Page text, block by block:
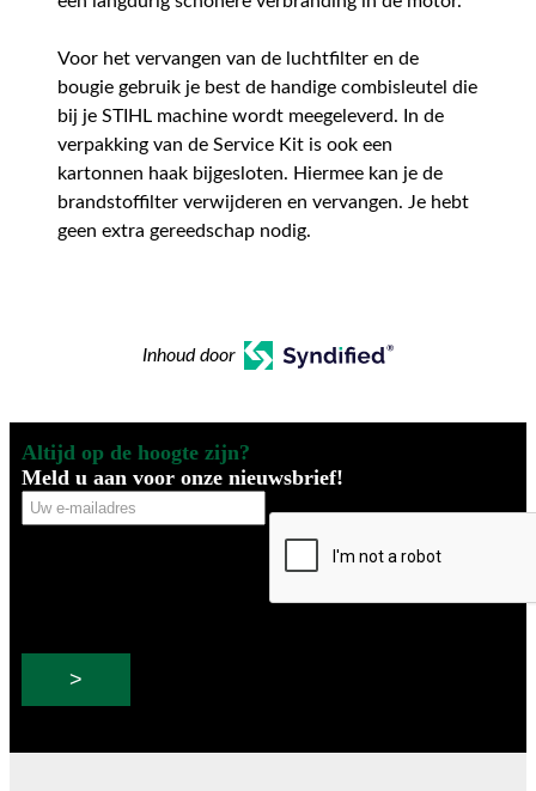
Voor het vervangen van de luchtfilter en de
bougie gebruik je best de handige combisleutel die
bij je STIHL machine wordt meegeleverd. In de
verpakking van de Service Kit is ook een
kartonnen haak bijgesloten. Hiermee kan je de
brandstoffilter verwijderen en vervangen. Je hebt
geen extra gereedschap nodig.
Inhoud door
Altijd op de hoogte zijn?
Meld u aan voor onze nieuwsbrief!
Uw
e-